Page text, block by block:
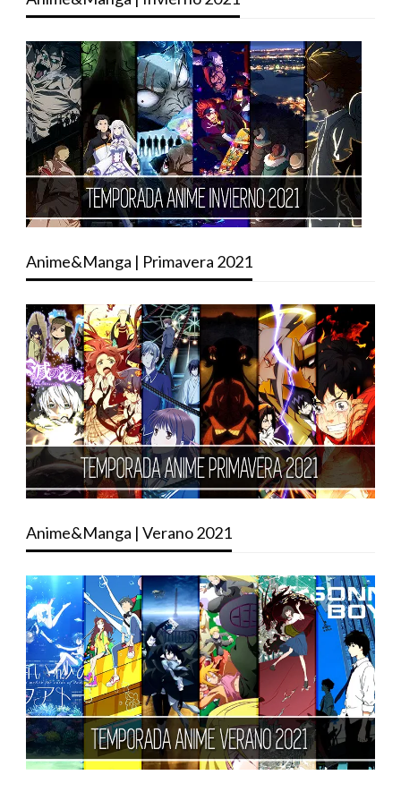
Anime&Manga | Primavera 2021
Anime&Manga | Verano 2021